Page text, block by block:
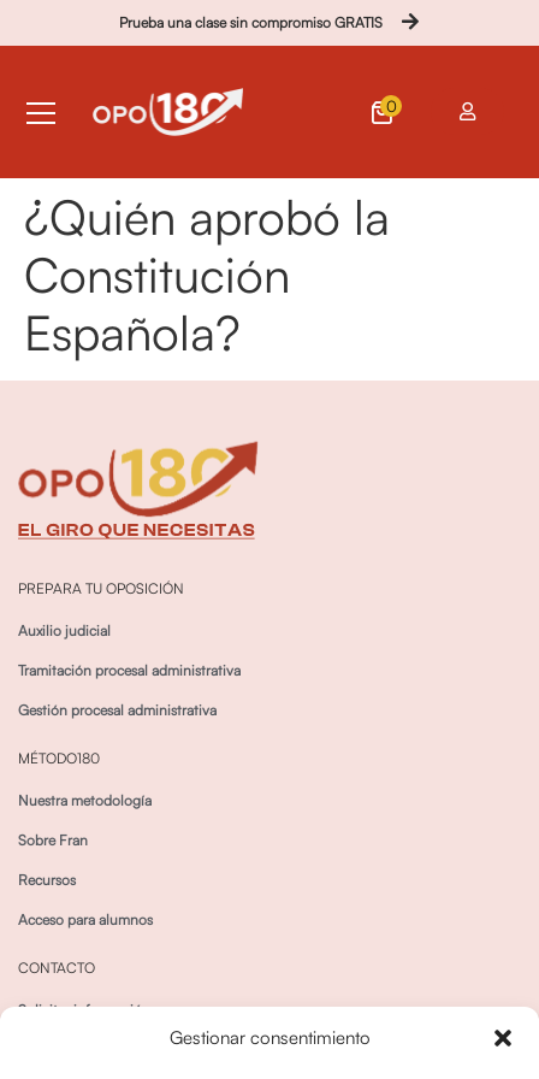
Gestionar consentimiento
Prueba una clase sin compromiso GRATIS
0
¿Quién aprobó la
Constitución
Española?
PREPARA TU OPOSICIÓN
Auxilio judicial
Tramitación procesal administrativa
Gestión procesal administrativa
MÉTODO180
Nuestra metodología
Sobre Fran
Recursos
Acceso para alumnos
CONTACTO
Solicitar información